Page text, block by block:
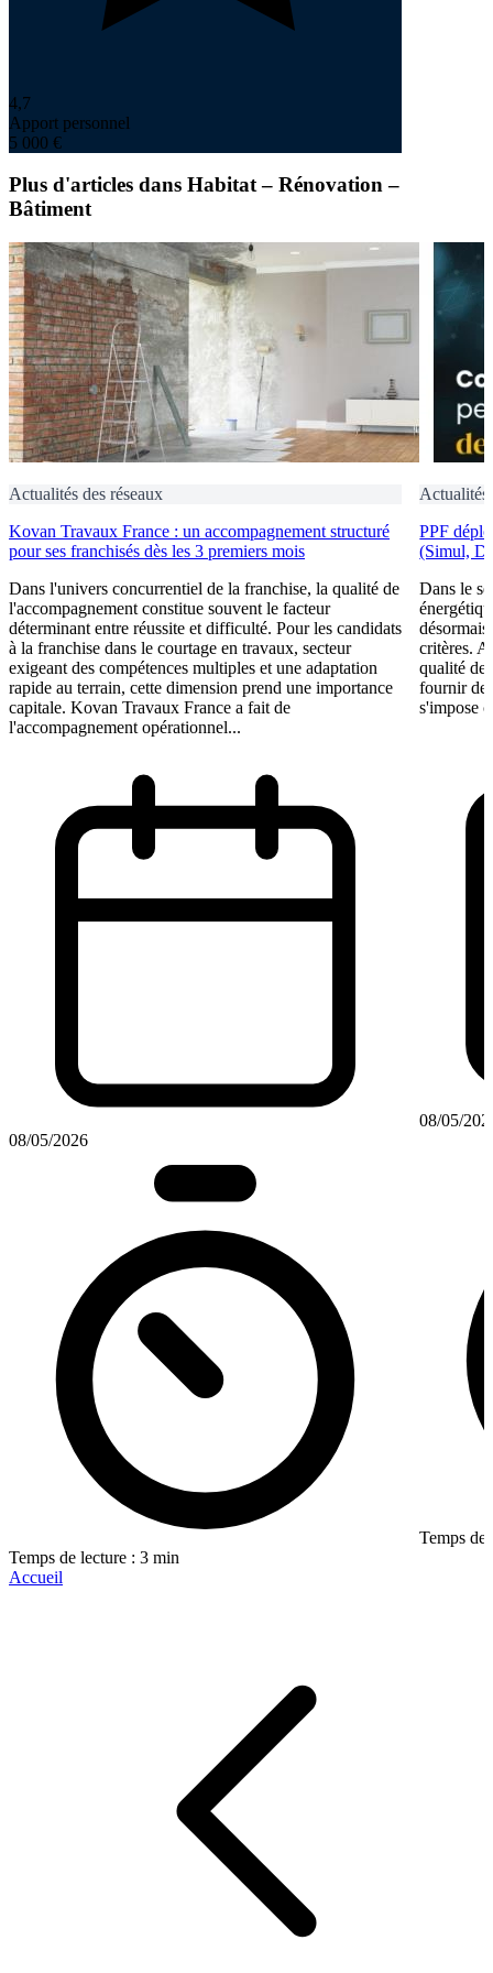
4,7
Apport personnel
5 000 €
Plus d'articles dans Habitat – Rénovation –
Bâtiment
Actualités des réseaux
Kovan Travaux France : un accompagnement structuré
pour ses franchisés dès les 3 premiers mois
Dans l'univers concurrentiel de la franchise, la qualité de
l'accompagnement constitue souvent le facteur
déterminant entre réussite et difficulté. Pour les candidats
à la franchise dans le courtage en travaux, secteur
exigeant des compétences multiples et une adaptation
rapide au terrain, cette dimension prend une importance
capitale. Kovan Travaux France a fait de
l'accompagnement opérationnel...
08/05/2026
Temps de lecture : 3 min
Actualités
PPF
(Simul,
Dans le
critères.
qualité de
fournir
s'impose
08/05/
Temps de
Accueil